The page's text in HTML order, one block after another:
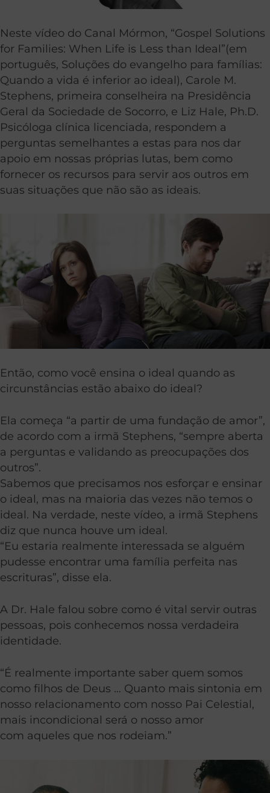
Neste vídeo do Canal Mórmon, “Gospel Solutions
for Families: When Life is Less than Ideal”(em
português, Soluções do evangelho para famílias:
Quando a vida é inferior ao ideal), Carole M.
Stephens, primeira conselheira na Presidência
Geral da Sociedade de Socorro, e Liz Hale, Ph.D.
Psicóloga clínica licenciada, respondem a
perguntas semelhantes a estas para nos dar
apoio em nossas próprias lutas, bem como
fornecer os recursos para servir aos outros em
suas situações que não são as ideais.
Então, como você ensina o ideal quando as
circunstâncias estão abaixo do ideal?
Ela começa “a partir de uma fundação de amor”,
de acordo com a irmã Stephens, “sempre aberta
a perguntas e validando as preocupações dos
outros”.
Sabemos que precisamos nos esforçar e ensinar
o ideal, mas na maioria das vezes não temos o
ideal. Na verdade, neste vídeo, a irmã Stephens
diz que nunca houve um ideal.
“Eu estaria realmente interessada se alguém
pudesse encontrar uma família perfeita nas
escrituras”, disse ela.
A Dr. Hale falou sobre como é vital servir outras
pessoas, pois conhecemos nossa verdadeira
identidade.
“É realmente importante saber quem somos
como filhos de Deus … Quanto mais sintonia em
nosso relacionamento com nosso Pai Celestial,
mais incondicional será o nosso amor
com aqueles que nos rodeiam.”